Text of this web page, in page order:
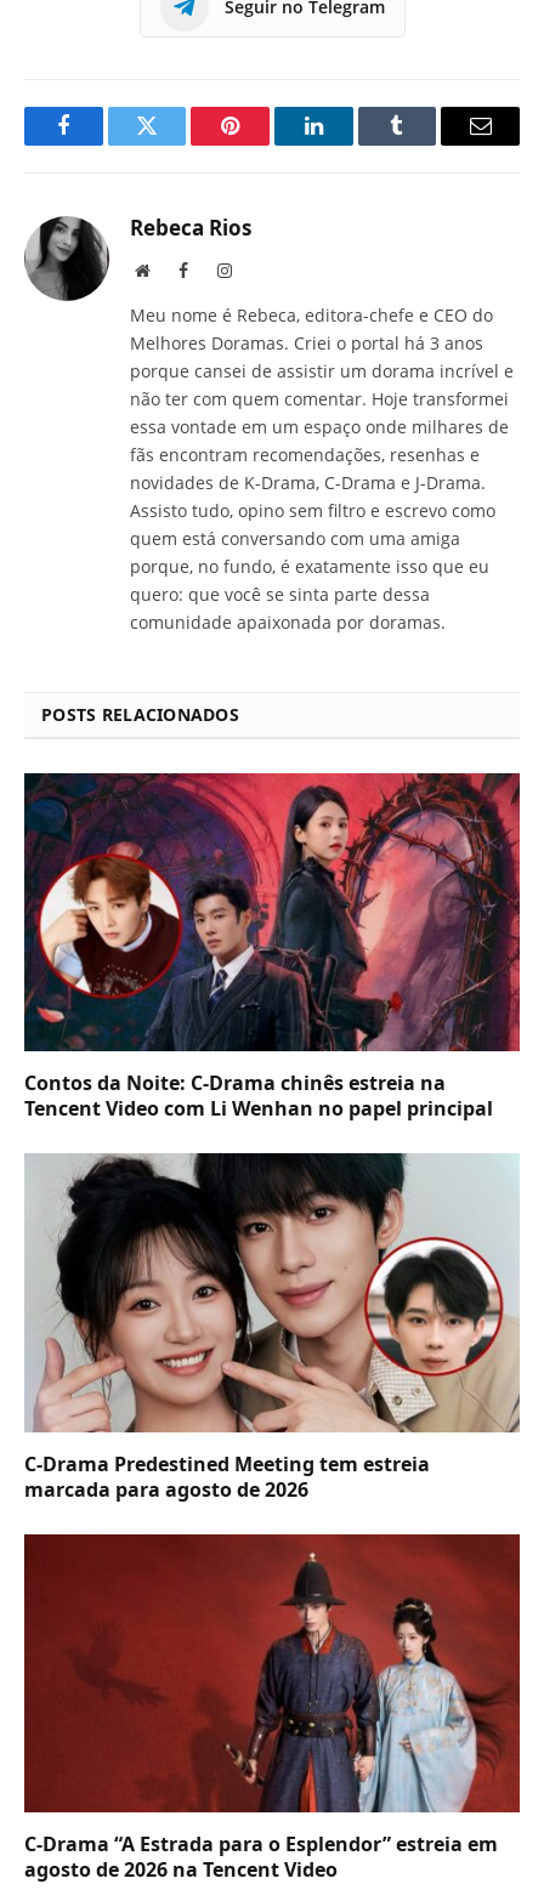
Seguir no Telegram
FacebookTwitter Pinterest LinkedInTumblr
E-
Rebeca Rios
Site FacebookInstagram
Meu nome é Rebeca, editora-chefe e CEO do
Melhores Doramas. Criei o portal há 3 anos
porque cansei de assistir um dorama incrível e
não ter com quem comentar. Hoje transformei
essa vontade em um espaço onde milhares de
fãs encontram recomendações, resenhas e
novidades de K-Drama, C-Drama e J-Drama.
Assisto tudo, opino sem filtro e escrevo como
quem está conversando com uma amiga
porque, no fundo, é exatamente isso que eu
quero: que você se sinta parte dessa
comunidade apaixonada por doramas.
POSTS RELACIONADOS
Contos da Noite: C-Drama chinês estreia na
Tencent Video com Li Wenhan no papel principal
C-Drama Predestined Meeting tem estreia
marcada para agosto de 2026
C-Drama “A Estrada para o Esplendor” estreia em
agosto de 2026 na Tencent Video